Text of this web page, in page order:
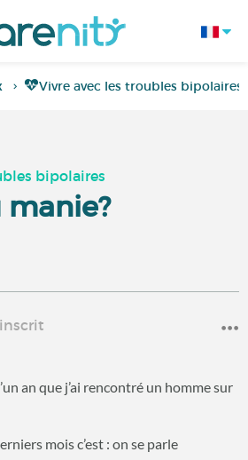
Vivre avec les troubles bipolaires
bipolaires
an que j’ai rencontré un homme sur
mois c’est : on se parle